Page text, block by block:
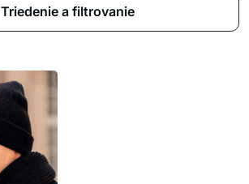
Triedenie a filtrovanie